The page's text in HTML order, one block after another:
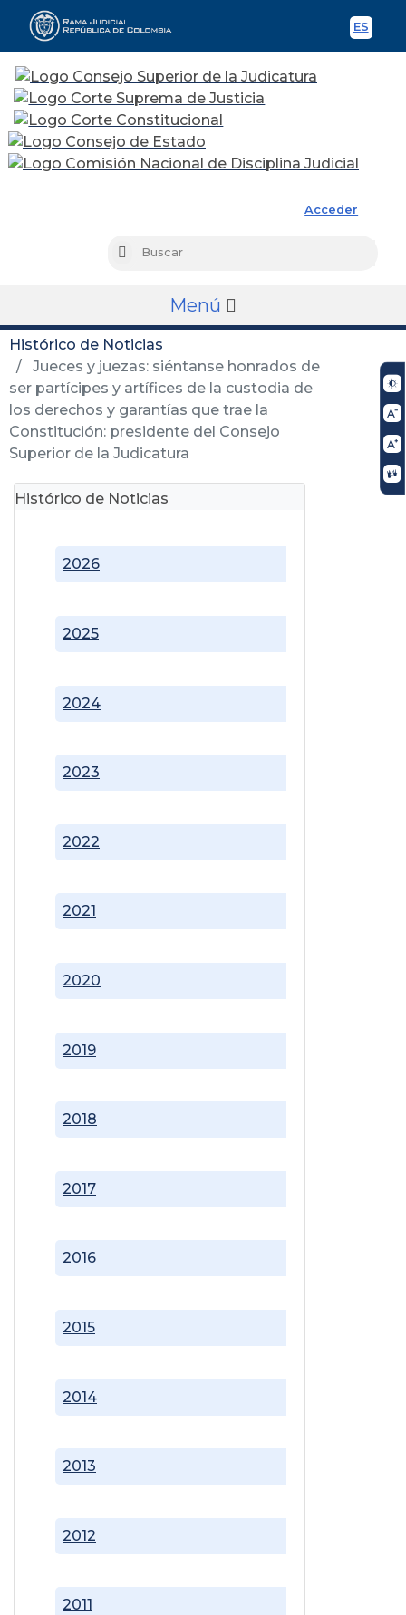
ES
Acceder
Buscar
Menú
Histórico de Noticias
Jueces y juezas: siéntanse honrados de
ser partícipes y artífices de la custodia de
los derechos y garantías que trae la
Constitución: presidente del Consejo
Superior de la Judicatura
Histórico de Noticias
2011
2012
2013
2014
2015
2016
2017
2018
2019
2020
2021
2022
2023
2024
2025
2026